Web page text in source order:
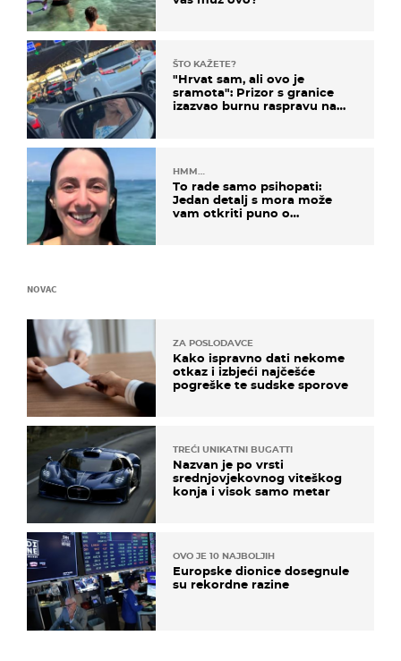
ŠTO KAŽETE?
"Hrvat sam, ali ovo je
sramota": Prizor s granice
izazvao burnu raspravu na
HMM…
To rade samo psihopati:
Jedan detalj s mora može
vam otkriti puno o
NOVAC
ZA POSLODAVCE
Kako ispravno dati nekome
otkaz i izbjeći najčešće
pogreške te sudske sporove
TREĆI UNIKATNI BUGATTI
Nazvan je po vrsti
srednjovjekovnog viteškog
konja i visok samo metar
OVO JE 10 NAJBOLJIH
Europske dionice dosegnule
su rekordne razine